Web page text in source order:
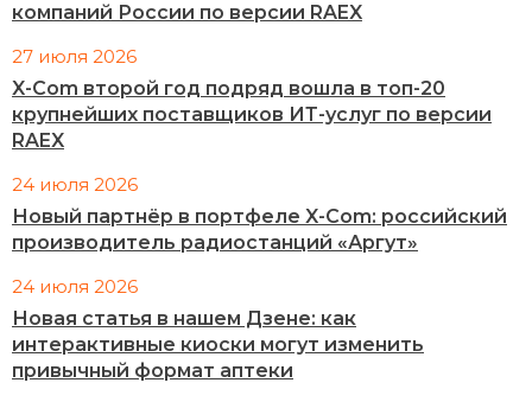
компаний России по версии RAEX
27 июля 2026
X-Com второй год подряд вошла в топ-20
крупнейших поставщиков ИТ-услуг по версии
RAEX
24 июля 2026
Новый партнёр в портфеле X-Com: российский
производитель радиостанций «Аргут»
24 июля 2026
Новая статья в нашем Дзене: как
интерактивные киоски могут изменить
привычный формат аптеки